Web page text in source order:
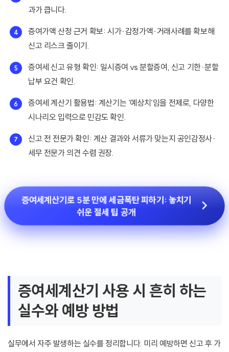
과가 큽니다.
증여가액 산정 근거 확보: 시가·감정가액·거래사례를 확보해
신고 리스크 줄이기.
증여세 신고 유형 확인: 일시증여 vs 분할증여, 신고 기한·분할
납부 요건 확인.
증여세 계산기 활용법: 계산기는 ‘예상치’임을 전제로, 다양한
시나리오 입력으로 민감도 확인.
신고 전 전문가 확인: 계산 결과와 서류가 맞는지 공인감정사·
세무 전문가 의견 수렴 권장.
증여세계산기로 5분 만에 세금폭탄 피하기: 놓치기
쉬운 절세 팁 공개
증여세계산기 사용 시 흔히 하는
실수와 예방 방법
실무에서 자주 발생하는 실수를 정리합니다. 미리 예방하면 신고 후 가